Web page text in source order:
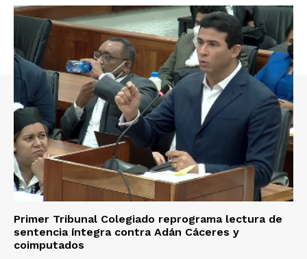
Primer Tribunal Colegiado reprograma lectura de
sentencia íntegra contra Adán Cáceres y
coimputados